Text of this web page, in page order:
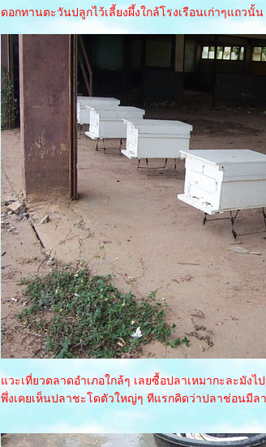
ดอกทานตะวันปลูกไว้เลี้ยงผึ้งใกล้โรงเรือนเก่าๆแถวนั้
วะเที่ยวตลาดอำเภอใกล้ๆ เลยซื้อปลาเหมากะละมัง
พึ่งเคยเห็นปลาชะโดตัวใหญ่ๆ ทีแรกคิดว่าปลาช่อนมีล